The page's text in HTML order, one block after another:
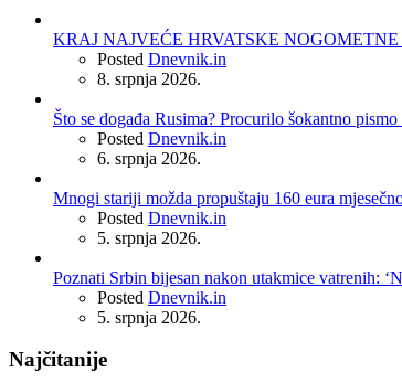
KRAJ NAJVEĆE HRVATSKE NOGOMETNE
Posted Dnevnik.in
8. srpnja 2026.
Što se događa Rusima? Procurilo šokantno
Posted Dnevnik.in
6. srpnja 2026.
Mnogi stariji možda propuštaju 160 eura
Posted Dnevnik.in
5. srpnja 2026.
Poznati Srbin bijesan nakon utakmice vatrenih:
Posted Dnevnik.in
5. srpnja 2026.
Najčitanije